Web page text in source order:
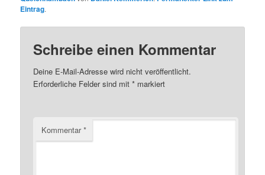
Eintrag.
Schreibe einen Kommentar
Deine E-Mail-Adresse wird nicht veröffentlicht.
Erforderliche Felder sind mit* markiert
Kommentar*